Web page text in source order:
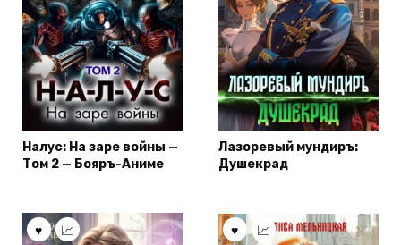
Налус: На заре войны —
Том 2 — Бояръ-Аниме
Лазоревый мундиръ:
Душекрад